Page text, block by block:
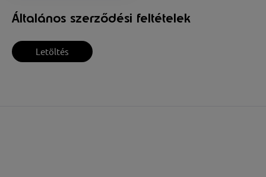
Általános szerződési feltételek
Letöltés